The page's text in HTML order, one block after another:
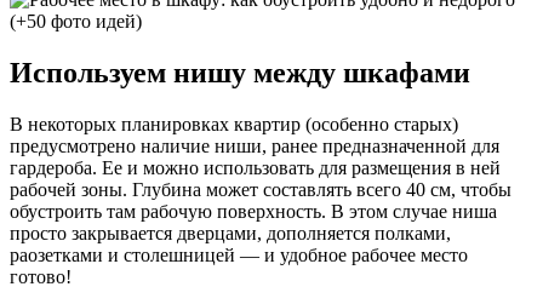
Используем нишу между шкафами
В некоторых планировках квартир (особенно старых)
предусмотрено наличие ниши, ранее предназначенной для
гардероба. Ее и можно использовать для размещения в ней
рабочей зоны. Глубина может составлять всего 40 см, чтобы
обустроить там рабочую поверхность. В этом случае ниша
просто закрывается дверцами, дополняется полками,
раозетками и столешницей — и удобное рабочее место
готово!